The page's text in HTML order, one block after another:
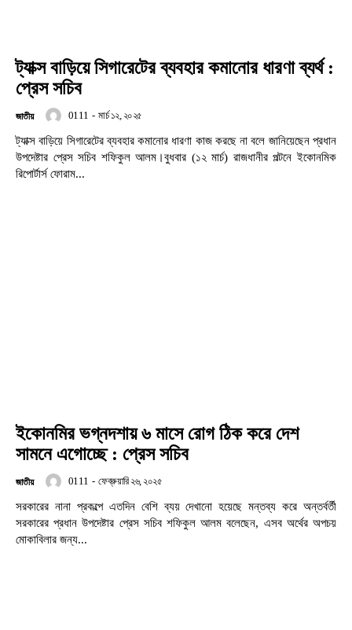
ট্যাক্স বাড়িয়ে সিগারেটের ব্যবহার কমানোর ধারণা ব্যর্থ :
প্রেস সচিব
জাতীয় 0111 - মার্চ ১২, ২০২৫
ট্যাক্স বাড়িয়ে সিগারেটের ব্যবহার কমানোর ধারণা কাজ করছে না বলে জানিয়েছেন প্রধান
উপদেষ্টার প্রেস সচিব শফিকুল আলম।বুধবার (১২ মার্চ) রাজধানীর পল্টনে ইকোনমিক
রিপোর্টার্স ফোরাম...
ইকোনমির ভগ্নদশায় ৬ মাসে রোগ ঠিক করে দেশ
সামনে এগোচ্ছে : প্রেস সচিব
জাতীয় 0111 - ফেব্রুয়ারি ২৬, ২০২৫
সরকারের নানা প্রকল্পে এতদিন বেশি ব্যয় দেখানো হয়েছে মন্তব্য করে অন্তর্বর্তী
সরকারের প্রধান উপদেষ্টার প্রেস সচিব শফিকুল আলম বলেছেন, এসব অর্থের অপচয়
মোকাবিলার জন্য...